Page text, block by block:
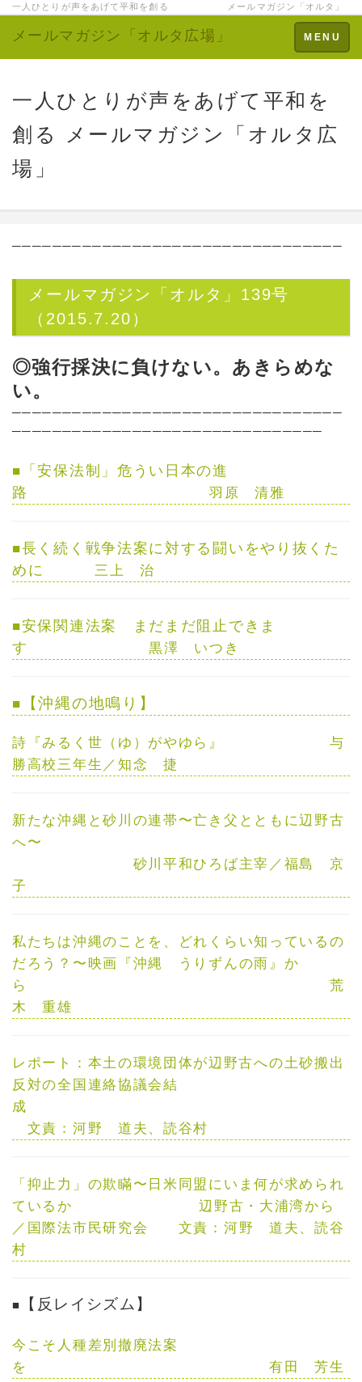
一人ひとりが声をあげて平和を創る メールマガジン「オルタ」
Toggle
navigation
MENU
メールマガジン「オルタ広場」
一人ひとりが声をあげて平和を
創る メールマガジン「オルタ広
場」
─────────────────────────────────
メールマガジン「オルタ」139号
（2015.7.20）
◎強行採決に負けない。あきらめな
い。
─────────────────────────────────
───────────────────────────────
■
「安保法制」危うい日本の進
路
羽原 清雅
■長く続く戦争法案に対する闘いをやり抜くた
めに
三上 治
■安保関連法案 まだまだ阻止できま
す
黒澤 いつき
■ 【沖縄の地鳴り】
詩『みるく世（ゆ）がやゆら』
与
勝高校三年生／ 知念 捷
新たな沖縄と砂川の連帯 〜亡き父とともに辺野古
へ〜
砂川平和ひろば主宰／ 福島 京
子
私たちは沖縄のことを、どれくらい知っているの
だろう？ 〜 映画『沖縄 うりずんの雨』か
ら
荒
木 重雄
レポート： 本土の環境団体が辺野古への土砂搬出
反対の全国連絡協議会結
成
文責： 河野 道夫 、読谷村
「抑止力」の欺瞞〜日米同盟にいま何が求められ
ているか 辺野古・大浦湾から
／ 国際法市民研究会 文責： 河野 道夫 、読谷
村
■ 【反レイシズム】
今こそ人種差別撤廃法案
を
有田 芳生